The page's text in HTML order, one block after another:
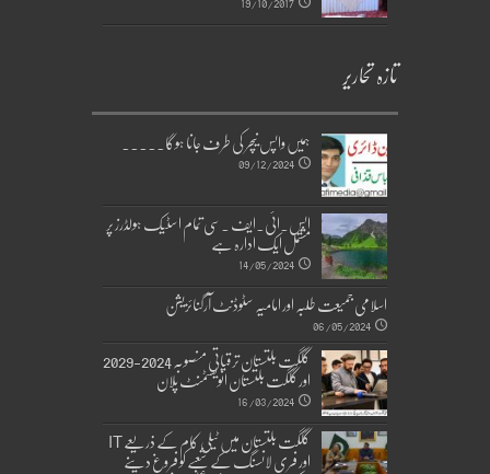
تازہ تحاریر
ہمیں واپس نیچر کی طرف جانا ہوگا۔۔۔۔۔
09/12/2024
ایس۔ائی۔ایف ۔سی تمام اسٹیک ہولڈرز پر
مشتمل ایک ادارہ ہے
14/05/2024
اسلامی جمیعت طلبہ اور امامیہ سٹوڈنٹ آرگنائزیشن
06/05/2024
گلگت بلتستان ترقیاتی منصوبہ 2024-2029 اورگلگت بلتستان انویسٹمنٹ پلان
16/03/2024
گلگت بلتستان میں ٹیلی کام کے ذریعے ITاور فری لانسنگ کے شعبے کو فروغ دینے